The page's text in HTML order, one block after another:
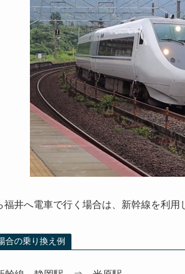
福井へ電車で行く場合は、新幹線を利用
合の乗り換え例